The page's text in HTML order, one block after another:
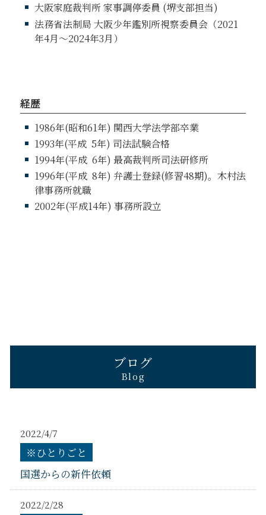
大阪家庭裁判所 家事調停委員 (堺支部担当)
法務省法制局 大阪少年鑑別所視察委員会（2021
年4月～2024年3月）
経歴
1986年(昭和61年) 関西大学法学部卒業
1993年(平成 5年) 司法試験合格
1994年(平成 6年) 最高裁判所司法研修所
1996年(平成 8年) 弁護士登録(修習48期)。木村法
律事務所就職
2002年(平成14年) 事務所設立
ブログ
Blog
2022/4/7
※ひとりごと
国選からの新件依頼
2022/2/28